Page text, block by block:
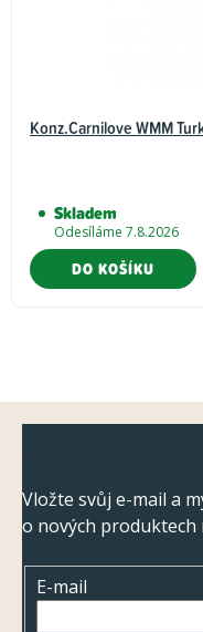
Konz.Carnilove WMM
Skladem
Odesíláme 7.8.2026
DO KOŠÍKU
Vložte svůj e-mail a
o nových produktech
E-mail